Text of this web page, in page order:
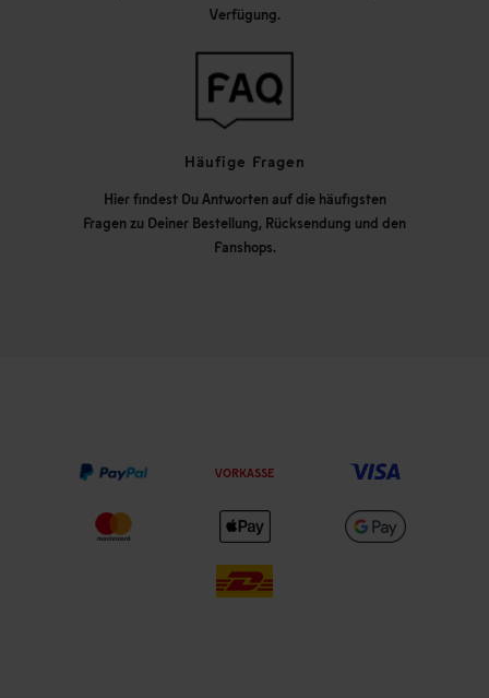
Verfügung.
Häufige Fragen
Hier findest Du Antworten auf die häufigsten
Fragen zu Deiner Bestellung, Rücksendung und den
Fanshops.
VORKASSE